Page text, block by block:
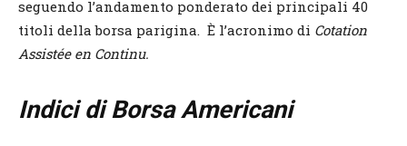
seguendo l’andamento ponderato dei principali 40
titoli della borsa parigina. È l’acronimo di Cotation
Assistée en Continu.
Indici di Borsa Americani